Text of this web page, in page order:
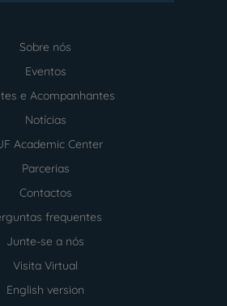
Sobre nós
Eventos
e Acompanhantes
Notícias
Academic Center
Parcerias
Contactos
frequentes
Junte-se a nós
Visita Virtual
English version